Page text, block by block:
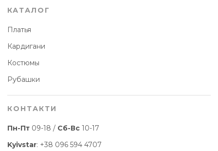
КАТАЛОГ
Платья
Кардигани
Костюмы
Рубашки
КОНТАКТИ
Пн-Пт 09-18 / Сб-Вс 10-17
Kyivstar: +38 096 594 4707